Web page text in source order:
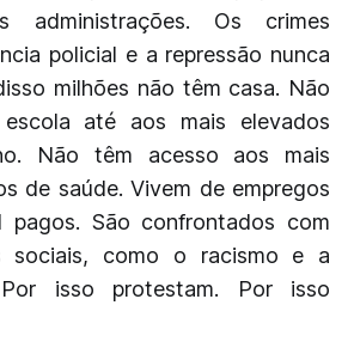
administrações. Os crimes
policial e a repressão nunca
milhões não têm casa. Não
até aos mais elevados
Não têm acesso aos mais
de saúde. Vivem de empregos
pagos. São confrontados com
sociais, como o racismo e a
Por isso protestam. Por isso